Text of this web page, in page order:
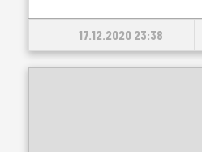
17.12.2020 23:38